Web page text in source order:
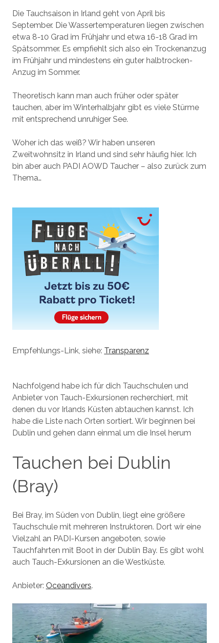
Die Tauchsaison in Irland geht von April bis
September. Die Wassertemperaturen liegen zwischen
etwa 8-10 Grad im Frühjahr und etwa 16-18 Grad im
Spätsommer. Es empfiehlt sich also ein Trockenanzug
im Frühjahr und mindestens ein guter halbtrocken-
Anzug im Sommer.
Theoretisch kann man auch früher oder später
tauchen, aber im Winterhalbjahr gibt es viele Stürme
mit entsprechend unruhiger See.
Woher ich das weiß? Wir haben unseren
Zweitwohnsitz in Irland und sind sehr häufig hier. Ich
bin aber auch PADI AOWD Taucher – also zurück zum
Thema…
Empfehlungs-Link, siehe: Transparenz
Nachfolgend habe ich für dich Tauchschulen und
Anbieter von Tauch-Exkursionen recherchiert, mit
denen du vor Irlands Küsten abtauchen kannst. Ich
habe die Liste nach Orten sortiert. Wir beginnen bei
Dublin und gehen dann einmal um die Insel herum
Tauchen bei Dublin
(Bray)
Bei Bray, im Süden von Dublin, liegt eine größere
Tauchschule mit mehreren Instruktoren. Dort wir eine
Vielzahl an PADI-Kursen angeboten, sowie
Tauchfahrten mit Boot in der Dublin Bay. Es gibt wohl
auch Tauch-Exkursionen an die Westküste.
Anbieter: Oceandivers.